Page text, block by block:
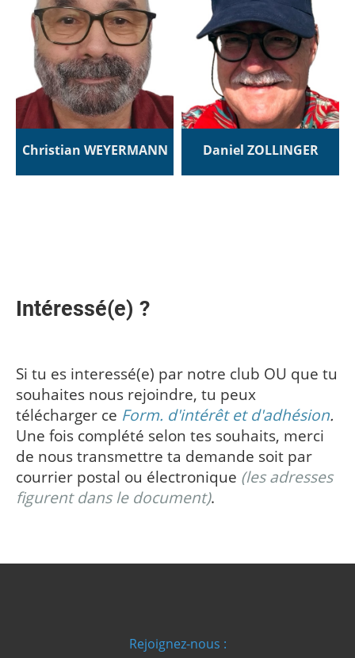
Christian WEYERMANN Daniel ZOLLINGER
Intéressé(e) ?
Si tu es interessé(e) par notre club OU que tu
souhaites nous rejoindre, tu peux
télécharger ce Form. d'intérêt et d'adhésion.
Une fois complété selon tes souhaits, merci
de nous transmettre ta demande soit par
courrier postal ou électronique (les adresses
figurent dans le document).
Rejoignez-nous :